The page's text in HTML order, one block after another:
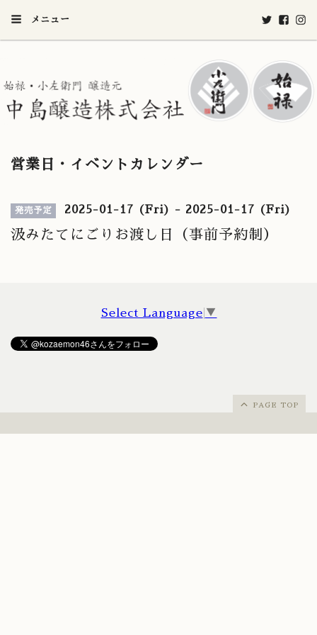
メニュー
営業日・イベントカレンダー
発売予定 2025-01-17 (Fri) - 2025-01-17 (Fri)
汲みたてにごりお渡し日（事前予約制）
Select Language ▼
PAGE TOP